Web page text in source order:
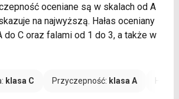
oceniane są w skalach od A
na najwyższą. Hałas oceniany
do C oraz falami od 1 do 3, a także w
klasa C Przyczepność: klasa A